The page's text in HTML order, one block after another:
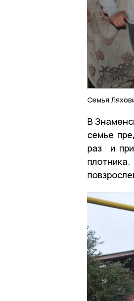
Семья
В
семье
раз и